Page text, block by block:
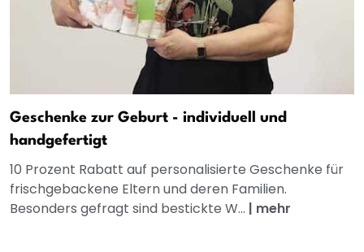
Geschenke zur Geburt - individuell und
handgefertigt
10 Prozent Rabatt auf personalisierte Geschenke für
frischgebackene Eltern und deren Familien.
Besonders gefragt sind bestickte W... | mehr